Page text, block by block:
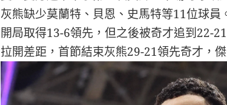
灰熊缺少莫蘭特、貝恩、史馬特等11位球員
開局取得13-6領先，但之後被奇才追到22-
拉開差距，首節結束灰熊29-21領先奇才，